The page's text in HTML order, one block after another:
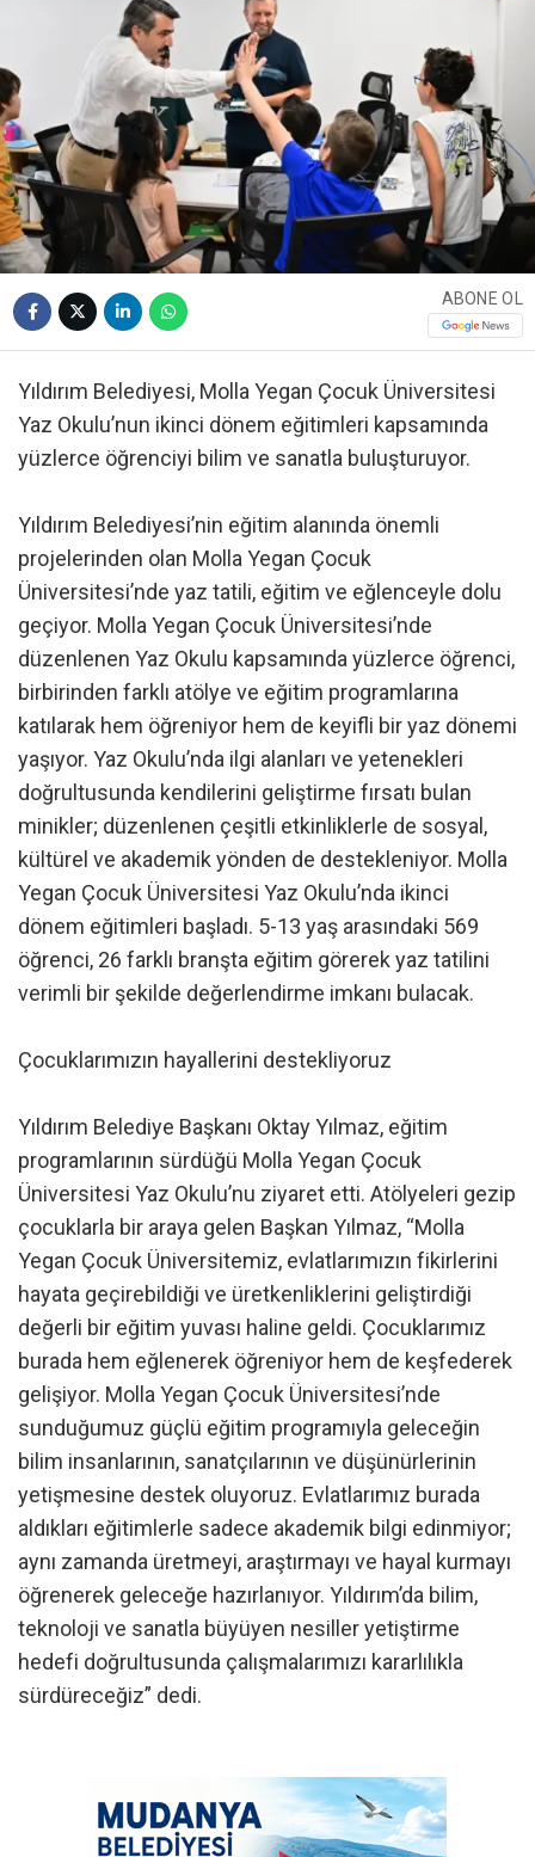
ABONE OL
Yıldırım Belediyesi, Molla Yegan Çocuk Üniversitesi
Yaz Okulu’nun ikinci dönem eğitimleri kapsamında
yüzlerce öğrenciyi bilim ve sanatla buluşturuyor.
Yıldırım Belediyesi’nin eğitim alanında önemli
projelerinden olan Molla Yegan Çocuk
Üniversitesi’nde yaz tatili, eğitim ve eğlenceyle dolu
geçiyor. Molla Yegan Çocuk Üniversitesi’nde
düzenlenen Yaz Okulu kapsamında yüzlerce öğrenci,
birbirinden farklı atölye ve eğitim programlarına
katılarak hem öğreniyor hem de keyifli bir yaz dönemi
yaşıyor. Yaz Okulu’nda ilgi alanları ve yetenekleri
doğrultusunda kendilerini geliştirme fırsatı bulan
minikler; düzenlenen çeşitli etkinliklerle de sosyal,
kültürel ve akademik yönden de destekleniyor. Molla
Yegan Çocuk Üniversitesi Yaz Okulu’nda ikinci
dönem eğitimleri başladı. 5-13 yaş arasındaki 569
öğrenci, 26 farklı branşta eğitim görerek yaz tatilini
verimli bir şekilde değerlendirme imkanı bulacak.
Çocuklarımızın hayallerini destekliyoruz
Yıldırım Belediye Başkanı Oktay Yılmaz, eğitim
programlarının sürdüğü Molla Yegan Çocuk
Üniversitesi Yaz Okulu’nu ziyaret etti. Atölyeleri gezip
çocuklarla bir araya gelen Başkan Yılmaz, “Molla
Yegan Çocuk Üniversitemiz, evlatlarımızın fikirlerini
hayata geçirebildiği ve üretkenliklerini geliştirdiği
değerli bir eğitim yuvası haline geldi. Çocuklarımız
burada hem eğlenerek öğreniyor hem de keşfederek
gelişiyor. Molla Yegan Çocuk Üniversitesi’nde
sunduğumuz güçlü eğitim programıyla geleceğin
bilim insanlarının, sanatçılarının ve düşünürlerinin
yetişmesine destek oluyoruz. Evlatlarımız burada
aldıkları eğitimlerle sadece akademik bilgi edinmiyor;
aynı zamanda üretmeyi, araştırmayı ve hayal kurmayı
öğrenerek geleceğe hazırlanıyor. Yıldırım’da bilim,
teknoloji ve sanatla büyüyen nesiller yetiştirme
hedefi doğrultusunda çalışmalarımızı kararlılıkla
sürdüreceğiz” dedi.